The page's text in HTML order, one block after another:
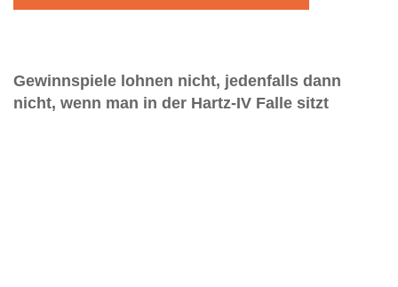
Gewinnspiele lohnen nicht, jedenfalls dann
nicht, wenn man in der Hartz-IV Falle sitzt